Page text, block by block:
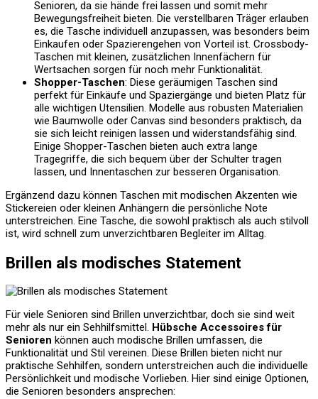
Senioren, da sie hände frei lassen und somit mehr
Bewegungsfreiheit bieten. Die verstellbaren Träger erlauben
es, die Tasche individuell anzupassen, was besonders beim
Einkaufen oder Spazierengehen von Vorteil ist. Crossbody-
Taschen mit kleinen, zusätzlichen Innenfächern für
Wertsachen sorgen für noch mehr Funktionalität.
Shopper-Taschen: Diese geräumigen Taschen sind
perfekt für Einkäufe und Spaziergänge und bieten Platz für
alle wichtigen Utensilien. Modelle aus robusten Materialien
wie Baumwolle oder Canvas sind besonders praktisch, da
sie sich leicht reinigen lassen und widerstandsfähig sind.
Einige Shopper-Taschen bieten auch extra lange
Tragegriffe, die sich bequem über der Schulter tragen
lassen, und Innentaschen zur besseren Organisation.
Ergänzend dazu können Taschen mit modischen Akzenten wie
Stickereien oder kleinen Anhängern die persönliche Note
unterstreichen. Eine Tasche, die sowohl praktisch als auch stilvoll
ist, wird schnell zum unverzichtbaren Begleiter im Alltag.
Brillen als modisches Statement
Für viele Senioren sind Brillen unverzichtbar, doch sie sind weit
mehr als nur ein Sehhilfsmittel. Hübsche Accessoires für
Senioren können auch modische Brillen umfassen, die
Funktionalität und Stil vereinen. Diese Brillen bieten nicht nur
praktische Sehhilfen, sondern unterstreichen auch die individuelle
Persönlichkeit und modische Vorlieben. Hier sind einige Optionen,
die Senioren besonders ansprechen: